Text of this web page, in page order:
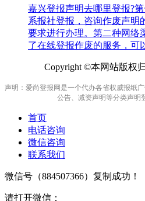
嘉兴登报声明去哪里登报?
系报社登报，咨询作废声明
要求进行办理。第二种网络
了在线登报作废的服务，可
Copyright ©本网站版权
声明：爱尚登报网是一个代办各省权威报纸
公告、减资声明等分类声明
首页
电话咨询
微信咨询
联系我们
微信号（884507366）复制成功！
请打开微信：